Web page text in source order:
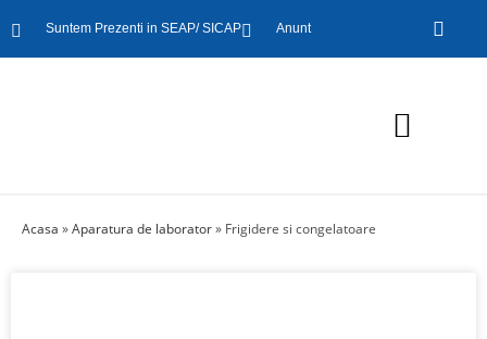
Suntem Prezenti in SEAP/ SICAP Anunt
Acasa »Aparatura de laborator» Frigidere si congelatoare